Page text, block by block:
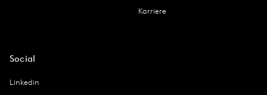
Karriere
Social
Linkedin